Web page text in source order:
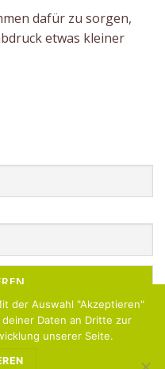
dafür zu sorgen,
etwas kleiner
der Auswahl "Akzeptieren"
Daten an Dritte zur
unserer Seite.